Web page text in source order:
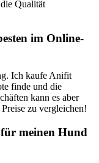
Qualität
im Online-
Ich kaufe Anifit
⁣finde und die
kann es aber
zu vergleichen!
meinen Hund